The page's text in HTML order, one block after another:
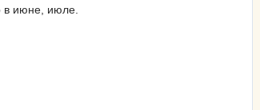
в июне, июле.